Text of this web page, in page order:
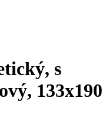
s
133x190